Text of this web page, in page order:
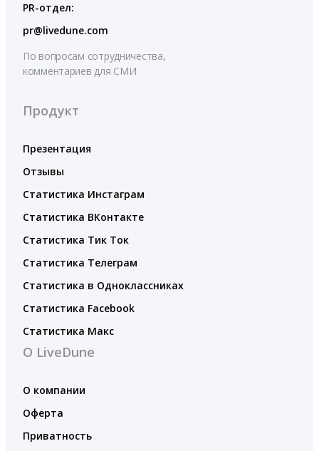
PR-отдел:
pr@livedune.com
По вопросам сотрудничества,
комментариев для СМИ
Продукт
Презентация
Отзывы
Статистика Инстаграм
Статистика ВКонтакте
Статистика Тик Ток
Статистика Телеграм
Статистика в Одноклассниках
Статистика Facebook
Статистика Макс
О LiveDune
О компании
Оферта
Приватность